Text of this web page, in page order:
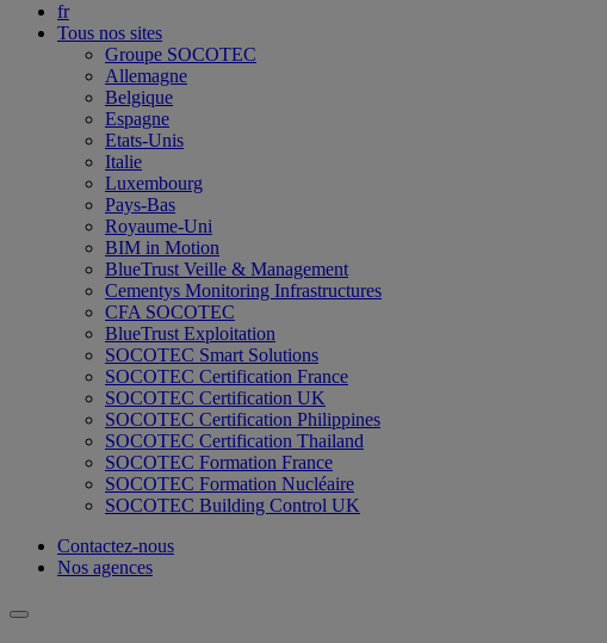
fr
Tous nos sites
Groupe SOCOTEC
Allemagne
Belgique
Espagne
Etats-Unis
Italie
Luxembourg
Pays-Bas
Royaume-Uni
BIM in Motion
BlueTrust Veille & Management
Cementys Monitoring Infrastructures
CFA SOCOTEC
BlueTrust Exploitation
SOCOTEC Smart Solutions
SOCOTEC Certification France
SOCOTEC Certification UK
SOCOTEC Certification Philippines
SOCOTEC Certification Thailand
SOCOTEC Formation France
SOCOTEC Formation Nucléaire
SOCOTEC Building Control UK
Contactez-nous
Nos agences